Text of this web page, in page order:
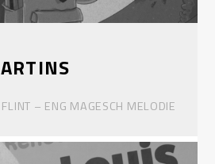
– ENG MAGESCH MELODIE